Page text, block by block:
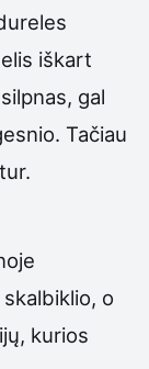
iškart
gal
Tačiau
o
kurios